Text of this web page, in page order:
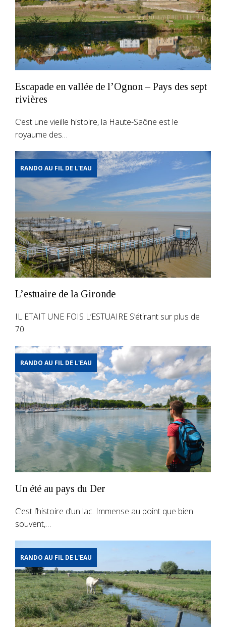
Escapade en vallée de l’Ognon – Pays des sept
rivières
C’est une vieille histoire, la Haute-Saône est le
royaume des…
RANDO AU FIL DE L'EAU
L’estuaire de la Gironde
IL ETAIT UNE FOIS L’ESTUAIRE S’étirant sur plus de
70…
RANDO AU FIL DE L'EAU
Un été au pays du Der
C’est l’histoire d’un lac. Immense au point que bien
souvent,…
RANDO AU FIL DE L'EAU